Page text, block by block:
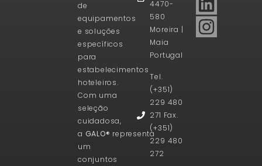
de
equipamentos
e soluções
específicos
para
estabelecimentos
hoteleiros.
Com uma
seleção
cuidadosa,
a GALO® representa
um
conjuntos
4470-
580
Moreira |
Maia
Portugal
Tel.
(+351)
229 480
271 Fax.
(+351)
229 480
272